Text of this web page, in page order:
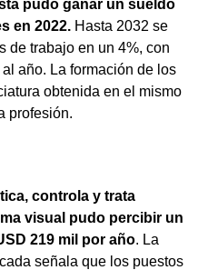
pudo ganar un sueldo
en 2022. Hasta 2032 se
de trabajo en un 4%, con
año. La formación de los
obtenida en el mismo
profesión.
controla y trata
visual pudo percibir un
219 mil por año. La
señala que los puestos